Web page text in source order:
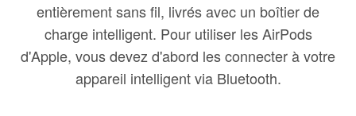
entièrement sans fil, livrés avec un boîtier de
charge intelligent. Pour utiliser les AirPods
d'Apple, vous devez d'abord les connecter à votre
appareil intelligent via Bluetooth.